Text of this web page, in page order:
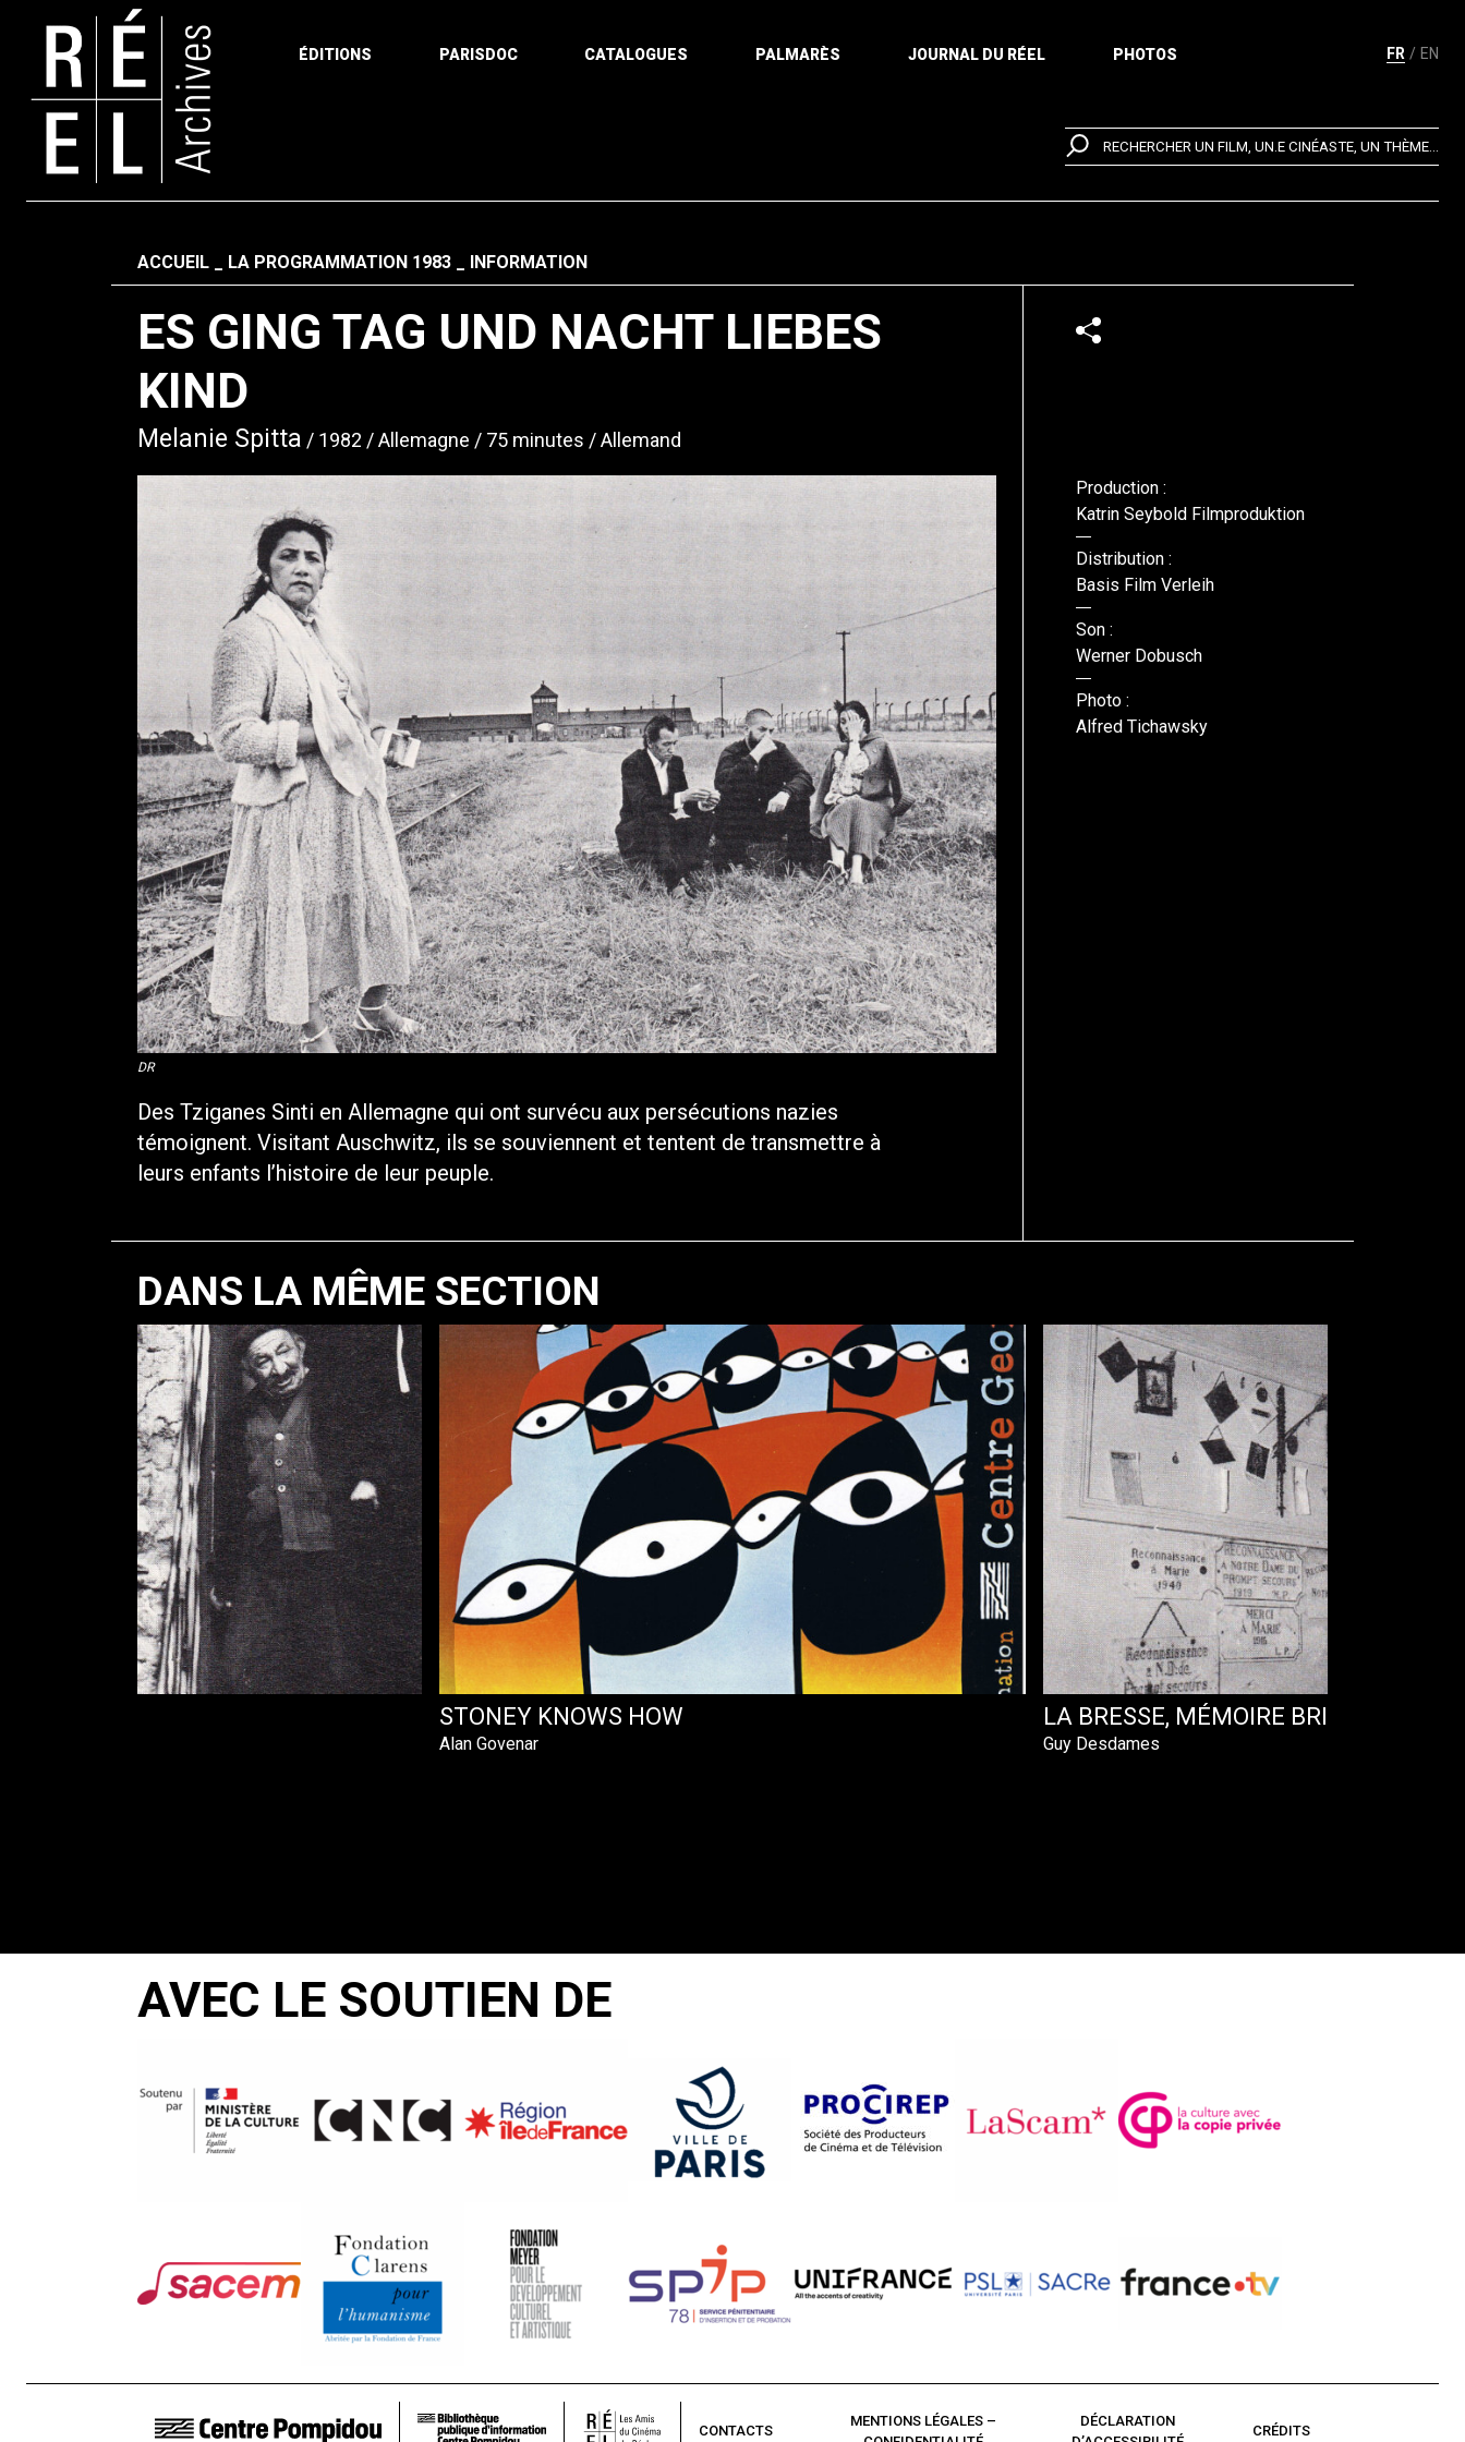
FR EN
ÉDITIONS PARISDOC CATALOGUES PALMARÈS JOURNAL DU RÉEL PHOTOS
RECHERCHER UN FILM, UN.E CINÉASTE, UN THÈME...
Fil d'ariane
ACCUEIL LA PROGRAMMATION 1983 INFORMATION
ES GING TAG UND NACHT LIEBES
KIND
Melanie Spitta 1982 Allemagne 75 minutes Allemand
DR
Des Tziganes Sinti en Allemagne qui ont survécu aux persécutions nazies
témoignent. Visitant Auschwitz, ils se souviennent et tentent de transmettre à
leurs enfants l’histoire de leur peuple.
Production :
Katrin Seybold Filmproduktion
Distribution :
Basis Film Verleih
Son :
Werner Dobusch
Photo :
Alfred Tichawsky
DANS LA MÊME SECTION
STONEY KNOWS HOW
Alan Govenar
LA BRESSE, MÉMOIRE BRISÉE
Guy Desdames
AVEC LE SOUTIEN DE
LIENS DE BAS DE PAGE CONTACTS
MENTIONS LÉGALES –
DÉCLARATION
CRÉDITS